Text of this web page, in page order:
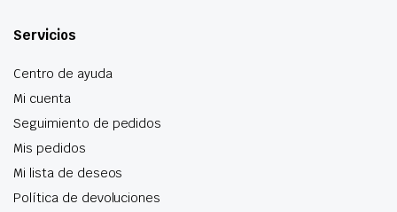
Servicios
Centro de ayuda
Mi cuenta
Seguimiento de pedidos
Mis pedidos
Mi lista de deseos
Política de devoluciones